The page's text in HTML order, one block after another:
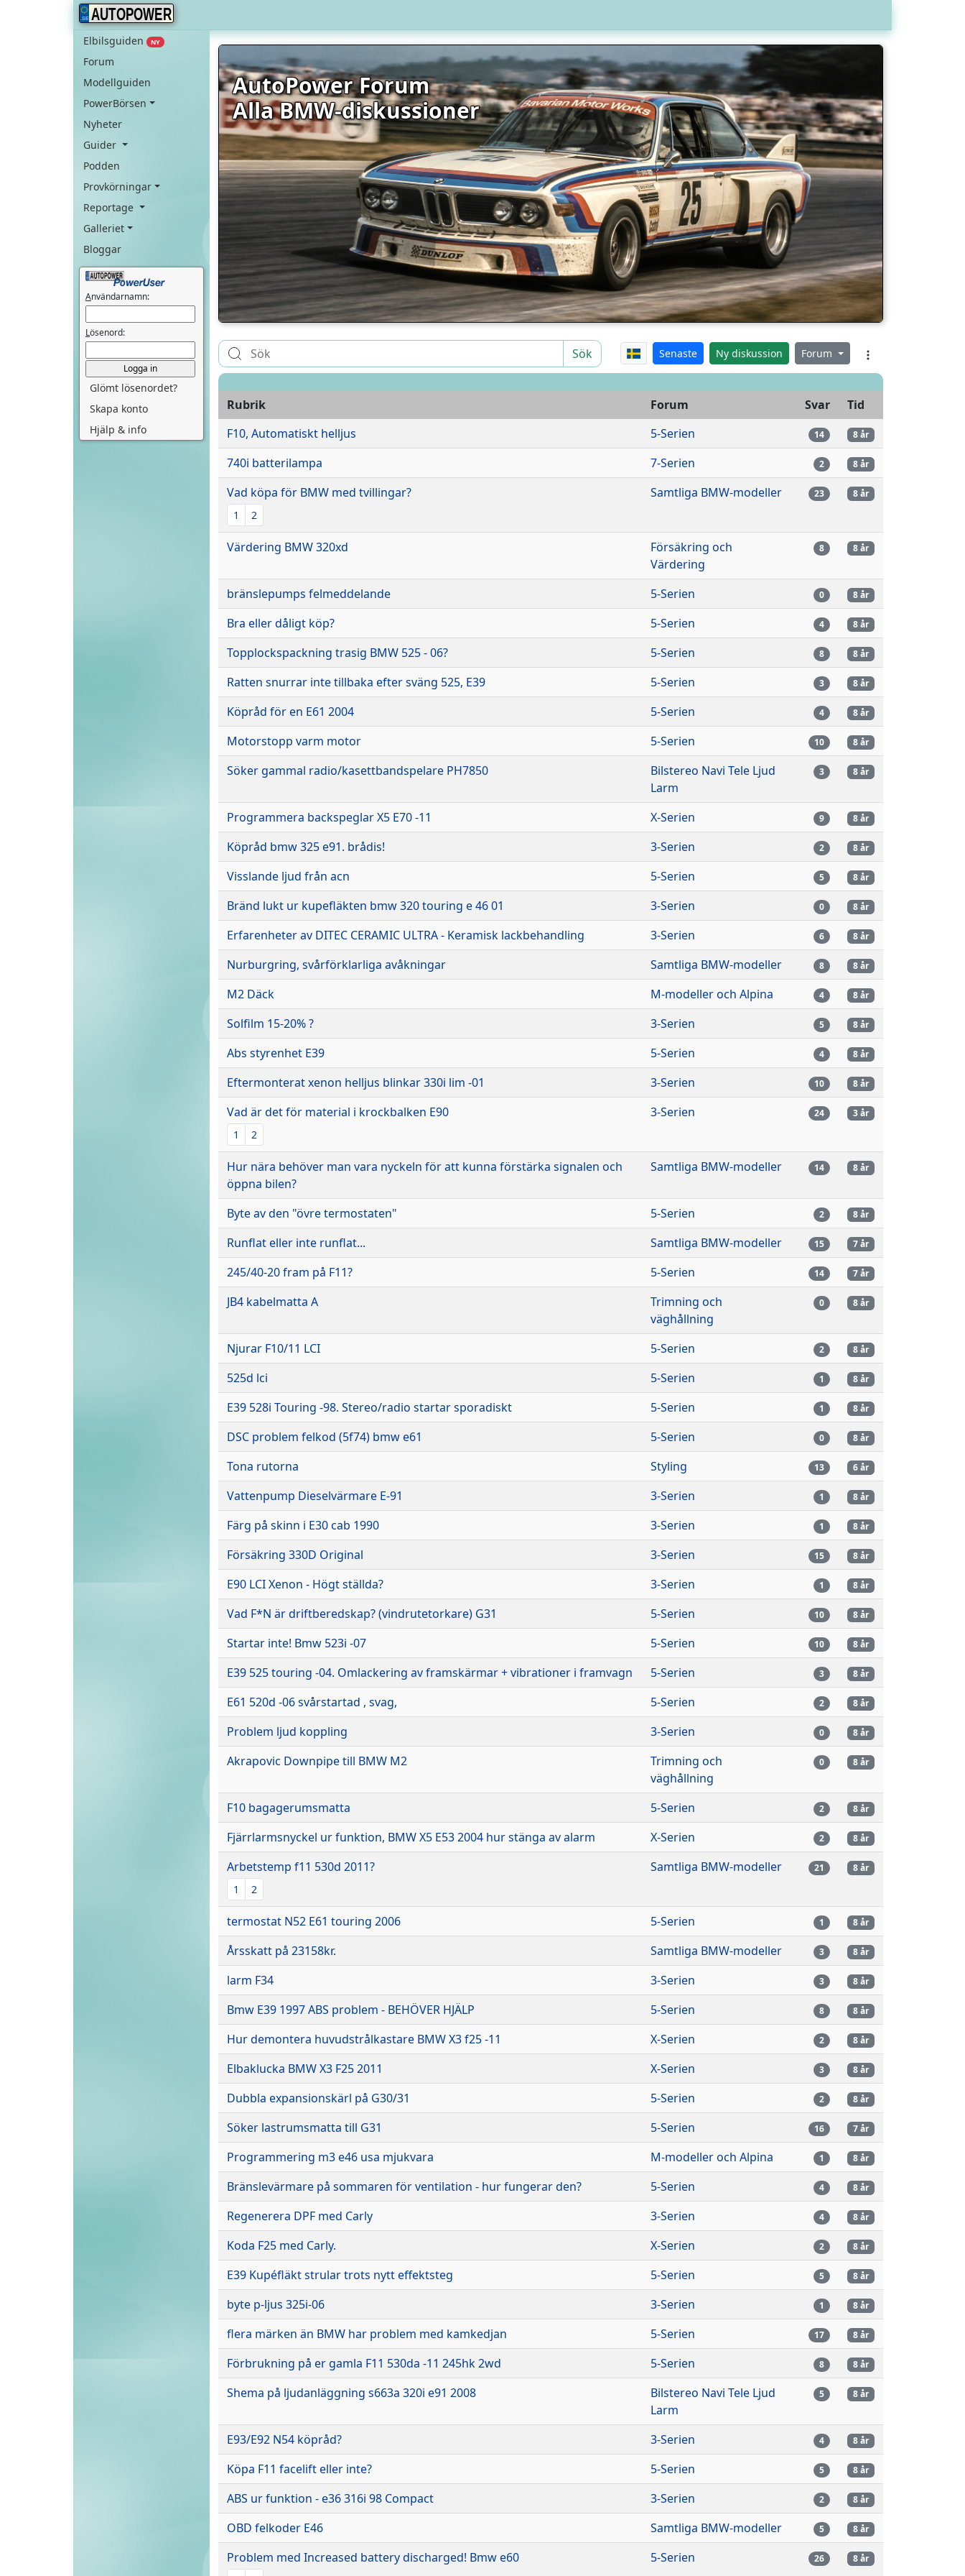
AUTOPOWER
Elbilsguiden NY
Forum
Modellguiden
PowerBörsen
Nyheter
Guider
Podden
Provkörningar
Reportage
Galleriet
Bloggar
Användarnamn:
Lösenord:
Glömt lösenordet?
Skapa konto
Hjälp & info
AutoPower Forum
Alla BMW-diskussioner
Sök Senaste Ny diskussion Forum
Rubrik Forum Svar
Tid
F10, Automatiskt helljus
5-Serien 14 8 år
740i batterilampa 7-Serien 2 8 år
Vad köpa för BMW med tvillingar?
1 2
Samtliga BMW-modeller 23 8 år
Värdering BMW 320xd
Försäkring och
Värdering
8 8 år
bränslepumps felmeddelande 5-Serien 0 8 år
Bra eller dåligt köp? 5-Serien 4 8 år
Topplockspackning trasig BMW 525 - 06? 5-Serien 8 8 år
Ratten snurrar inte tillbaka efter sväng 525, E39 5-Serien 3 8 år
Köpråd för en E61 2004 5-Serien 4 8 år
Motorstopp varm motor 5-Serien 10 8 år
Söker gammal radio/kasettbandspelare PH7850
Bilstereo Navi Tele Ljud
Larm
3 8 år
Programmera backspeglar X5 E70 -11 X-Serien 9 8 år
Köpråd bmw 325 e91. brådis! 3-Serien 2 8 år
Visslande ljud från acn 5-Serien 5 8 år
Bränd lukt ur kupefläkten bmw 320 touring e 46 01 3-Serien 0 8 år
Erfarenheter av DITEC CERAMIC ULTRA - Keramisk lackbehandling 3-Serien 6 8 år
Nurburgring, svårförklarliga avåkningar Samtliga BMW-modeller 8 8 år
M2 Däck M-modeller och Alpina 4 8 år
Solfilm 15-20% ? 3-Serien 5 8 år
Abs styrenhet E39 5-Serien 4 8 år
Eftermonterat xenon helljus blinkar 330i lim -01 3-Serien 10 8 år
Vad är det för material i krockbalken E90
1 2
3-Serien 24 3 år
Hur nära behöver man vara nyckeln för att kunna förstärka signalen och
öppna bilen?
Samtliga BMW-modeller 14 8 år
Byte av den "övre termostaten" 5-Serien 2 8 år
Runflat eller inte runflat... Samtliga BMW-modeller 15 7 år
245/40-20 fram på F11? 5-Serien 14 7 år
JB4 kabelmatta A
Trimning och
väghållning
0 8 år
Njurar F10/11 LCI 5-Serien 2 8 år
525d lci 5-Serien 1 8 år
E39 528i Touring -98. Stereo/radio startar sporadiskt 5-Serien 1 8 år
DSC problem felkod (5f74) bmw e61 5-Serien 0 8 år
Tona rutorna Styling 13 6 år
Vattenpump Dieselvärmare E-91 3-Serien 1 8 år
Färg på skinn i E30 cab 1990 3-Serien 1 8 år
Försäkring 330D Original 3-Serien 15 8 år
E90 LCI Xenon - Högt ställda? 3-Serien 1 8 år
Vad F*N är driftberedskap? (vindrutetorkare) G31 5-Serien 10 8 år
Startar inte! Bmw 523i -07 5-Serien 10 8 år
E39 525 touring -04. Omlackering av framskärmar + vibrationer i framvagn 5-Serien 3 8 år
E61 520d -06 svårstartad , svag, 5-Serien 2 8 år
Problem ljud koppling 3-Serien 0 8 år
Akrapovic Downpipe till BMW M2
Trimning och
väghållning
0 8 år
F10 bagagerumsmatta 5-Serien 2 8 år
Fjärrlarmsnyckel ur funktion, BMW X5 E53 2004 hur stänga av alarm X-Serien 2 8 år
Arbetstemp f11 530d 2011?
1 2
Samtliga BMW-modeller 21 8 år
termostat N52 E61 touring 2006 5-Serien 1 8 år
Årsskatt på 23158kr. Samtliga BMW-modeller 3 8 år
larm F34 3-Serien 3 8 år
Bmw E39 1997 ABS problem - BEHÖVER HJÄLP 5-Serien 8 8 år
Hur demontera huvudstrålkastare BMW X3 f25 -11 X-Serien 2 8 år
Elbaklucka BMW X3 F25 2011 X-Serien 3 8 år
Dubbla expansionskärl på G30/31 5-Serien 2 8 år
Söker lastrumsmatta till G31 5-Serien 16 7 år
Programmering m3 e46 usa mjukvara M-modeller och Alpina 1 8 år
Bränslevärmare på sommaren för ventilation - hur fungerar den? 5-Serien 4 8 år
Regenerera DPF med Carly 3-Serien 4 8 år
Koda F25 med Carly. X-Serien 2 8 år
E39 Kupéfläkt strular trots nytt effektsteg 5-Serien 5 8 år
byte p-ljus 325i-06 3-Serien 1 8 år
flera märken än BMW har problem med kamkedjan 5-Serien 17 8 år
Förbrukning på er gamla F11 530da -11 245hk 2wd 5-Serien 8 8 år
Shema på ljudanläggning s663a 320i e91 2008
Bilstereo Navi Tele Ljud
Larm
5 8 år
E93/E92 N54 köpråd? 3-Serien 4 8 år
Köpa F11 facelift eller inte? 5-Serien 5 8 år
ABS ur funktion - e36 316i 98 Compact 3-Serien 2 8 år
OBD felkoder E46 Samtliga BMW-modeller 5 8 år
Problem med Increased battery discharged! Bmw e60 5-Serien 26 8 år